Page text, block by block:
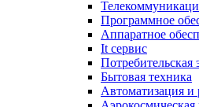
Программное
Аппаратное
It сервис
Потребительская
Бытовая техника
Автоматизация и